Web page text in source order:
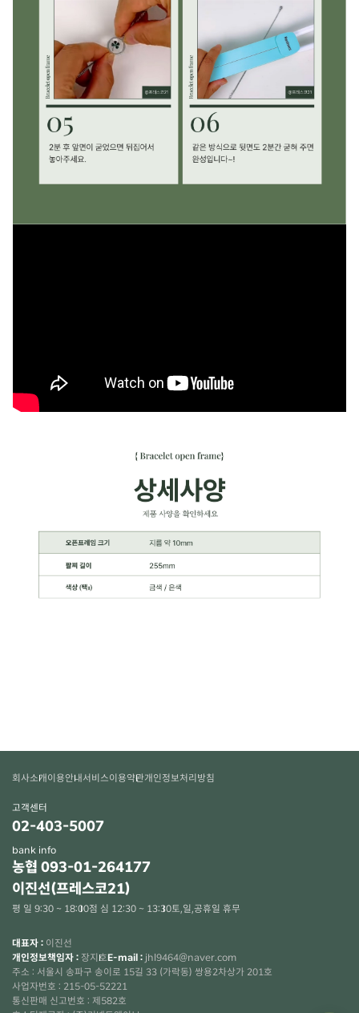
회사소개이용안내서비스이용약관개인정보처리방침
고객센터
02-403-5007
bank info
농협 093-01-264177
이진선(프레스코21)
평 일 9:30 ~ 18:00점 심 12:30 ~ 13:30토,일,공휴일 휴무
대표자 : 이진선
개인정보책임자 : 장지호E-mail : jhl9464@naver.com
주소 : 서울시 송파구 송이로 15길 33 (가락동) 쌍용2차상가 201호
사업자번호 : 215-05-52221
통신판매 신고번호 : 제582호